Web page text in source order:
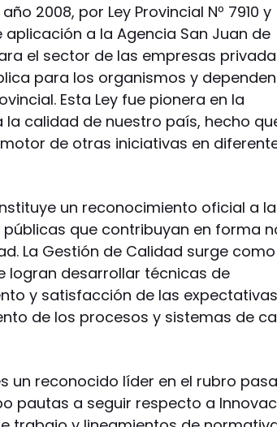
2008, por Ley Provincial Nº 7910 y
a la Agencia San Juan de
el sector de las empresas
para los organismos y
Esta Ley fue pionera en la
calidad de nuestro país, hecho
de otras iniciativas en
un reconocimiento oficial a
que contribuyan en forma
La Gestión de Calidad surge
logran desarrollar técnicas de
y satisfacción de las
de los procesos y sistemas de
un reconocido líder en el rubro
pautas a seguir respecto a